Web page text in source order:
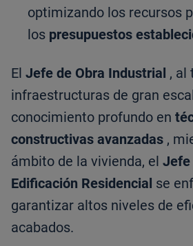
optimizando los recursos
los presupuestos
El Jefe de Obra Industrial , al
infraestructuras de gran
conocimiento profundo en
constructivas avanzadas ,
ámbito de la vivienda, el Jefe
Edificación Residencial se
garantizar altos niveles de
acabados.